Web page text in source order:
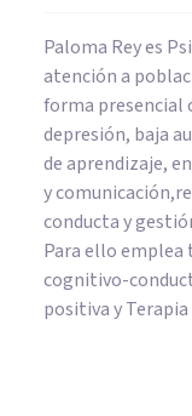
Paloma Rey es
atención a
forma presencial
depresión, baja
de aprendizaje,
y
conducta y
Para ello emplea
cognitivo-
positiva y